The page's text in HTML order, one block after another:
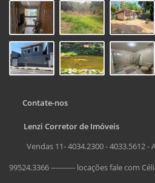
Contate-nos
Lenzi Corretor de Imóveis
Vendas 11- 4034.2300 - 4033.5612 -
99524.3366 ---------- locações fale com